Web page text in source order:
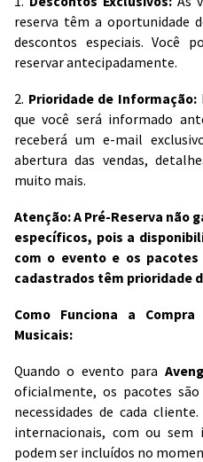
reserva têm a oportunidade
descontos especiais. Você
reservar antecipadamente.
2. Prioridade de Informação:
que você será informado
receberá um e-mail
abertura das vendas,
muito mais.
Atenção: A Pré-Reserva não
específicos, pois a
com o evento e os
cadastrados têm prioridade
Como Funciona a
Musicais:
Quando o evento para
oficialmente, os pacotes
necessidades de cada
internacionais, com ou sem
podem ser incluídos no